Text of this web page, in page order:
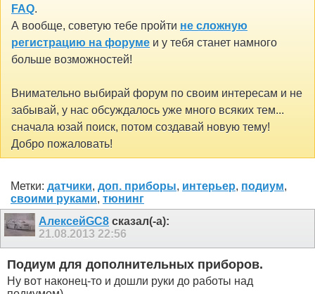
FAQ.
А вообще, советую тебе пройти не сложную
регистрацию на форуме и у тебя станет намного
больше возможностей!
Внимательно выбирай форум по своим интересам и не
забывай, у нас обсуждалось уже много всяких тем...
сначала юзай поиск, потом создавай новую тему!
Добро пожаловать!
Метки: датчики, доп. приборы, интерьер, подиум,
своими руками, тюнинг
АлексейGC8 сказал(-а):
21.08.2013 22:56
Подиум для дополнительных приборов.
Ну вот наконец-то и дошли руки до работы над